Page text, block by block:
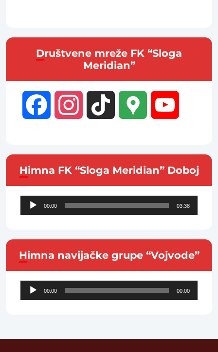
Društvene mreže FK “Sloga
Meridian”
Facebook Instagram TikTok Google
Himna FK “Sloga Meridian” Doboj
Audio
Player
00:00 03:38
Himna navijačke grupe “Vojvode”
Audio
Player
00:00 00:00